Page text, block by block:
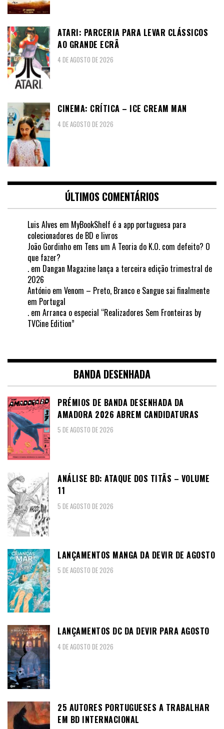
ATARI: PARCERIA PARA LEVAR CLÁSSICOS
AO GRANDE ECRÃ
4 DE AGOSTO DE 2026
CINEMA: CRÍTICA – ICE CREAM MAN
4 DE AGOSTO DE 2026
ÚLTIMOS COMENTÁRIOS
Luis Alves em MyBookShelf é a app portuguesa para
colecionadores de BD e livros
João Gordinho em Tens um A Teoria do K.O. com defeito? O
que fazer?
. em Dangan Magazine lança a terceira edição trimestral de
2026
António em Venom – Preto, Branco e Sangue sai finalmente
em Portugal
. em Arranca o especial “Realizadores Sem Fronteiras by
TVCine Edition”
BANDA DESENHADA
PRÉMIOS DE BANDA DESENHADA DA
AMADORA 2026 ABREM CANDIDATURAS
5 DE AGOSTO DE 2026
ANÁLISE BD: ATAQUE DOS TITÃS – VOLUME
11
5 DE AGOSTO DE 2026
LANÇAMENTOS MANGA DA DEVIR DE AGOSTO
5 DE AGOSTO DE 2026
LANÇAMENTOS DC DA DEVIR PARA AGOSTO
4 DE AGOSTO DE 2026
25 AUTORES PORTUGUESES A TRABALHAR
EM BD INTERNACIONAL